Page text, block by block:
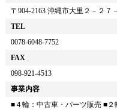
〒 904-2163 沖縄市大里２－２７
TEL
0078-6048-7752
FAX
098-921-4513
事業内容
■４輪：中古車・パーツ販売 ■